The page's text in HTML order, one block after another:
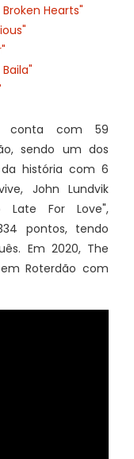
Hearts"
conta com 59
sendo um dos
história com 6
John Lundvik
For Love",
pontos, tendo
Em 2020, The
Roterdão com